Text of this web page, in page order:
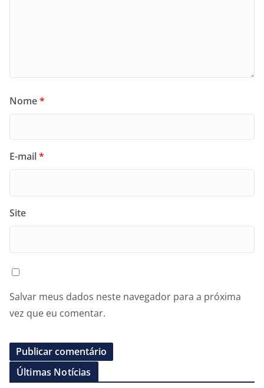
Nome*
E-mail*
Site
Salvar meus dados neste navegador para a próxima
vez que eu comentar.
Últimas Notícias